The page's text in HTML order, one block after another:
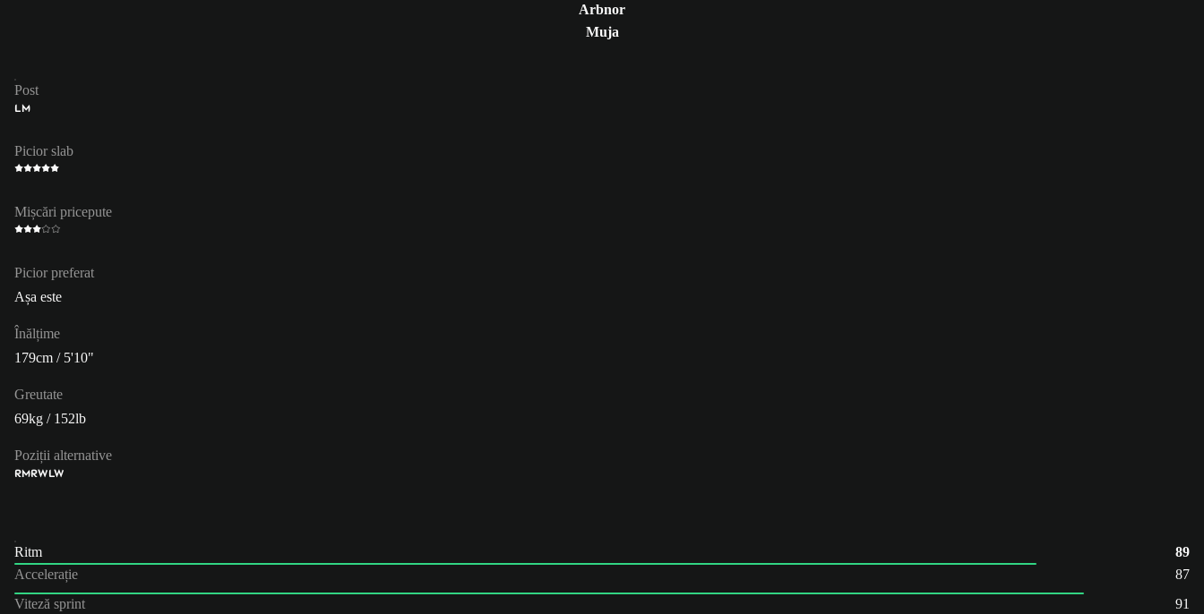
Arbnor
Muja
Post
LM
Picior slab
Mișcări pricepute
Picior preferat
Așa este
Înălțime
179cm / 5'10"
Greutate
69kg / 152lb
Poziții alternative
RMRWLW
Ritm
89
Accelerație
87
Viteză sprint
91